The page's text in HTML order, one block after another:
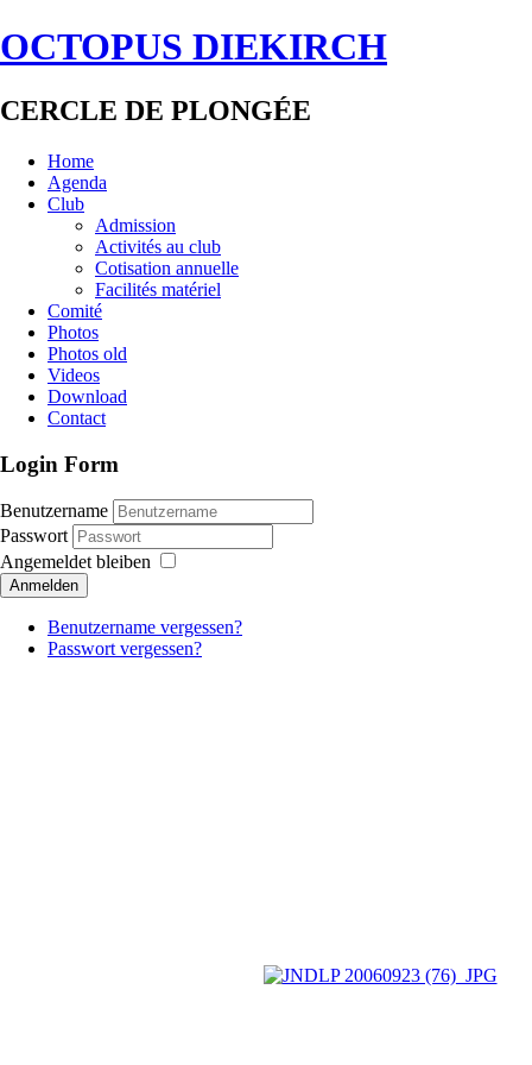
OCTOPUS DIEKIRCH
CERCLE DE PLONGÉE
Home
Agenda
Club
Admission
Activités au club
Cotisation annuelle
Facilités matériel
Comité
Photos
Photos old
Videos
Download
Contact
Login Form
Benutzername
Passwort
Angemeldet bleiben
Anmelden
Benutzername vergessen?
Passwort vergessen?